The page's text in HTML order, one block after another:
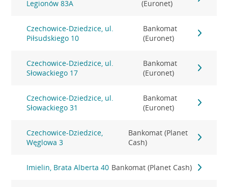
Legionów 83A
(Euronet)
Czechowice-Dziedzice, ul.
Piłsudskiego 10
Bankomat
(Euronet)
Czechowice-Dziedzice, ul.
Słowackiego 17
Bankomat
(Euronet)
Czechowice-Dziedzice, ul.
Słowackiego 31
Bankomat
(Euronet)
Czechowice-Dziedzice,
Węglowa 3
Bankomat (Planet
Cash)
Imielin, Brata Alberta 40 Bankomat (Planet Cash)